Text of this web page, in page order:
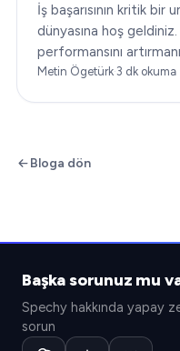
İş başarısının kritik
dünyasına hoş
performansını
güçlendirmenize
Metin Ögetürk·3 dk okuma
Bloga dön
Başka sorunuz mu
Spechy hakkında yapay
sorun